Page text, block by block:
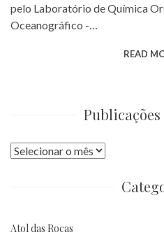
pelo Laboratório de Química
Oceanográfico -…
READ
Publicações
Atol das Rocas